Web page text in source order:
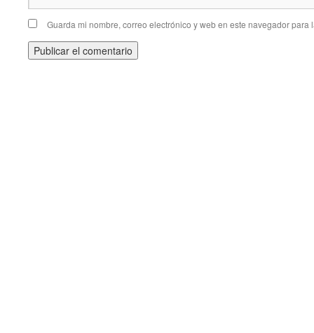
Guarda mi nombre, correo electrónico y web en este navegador para